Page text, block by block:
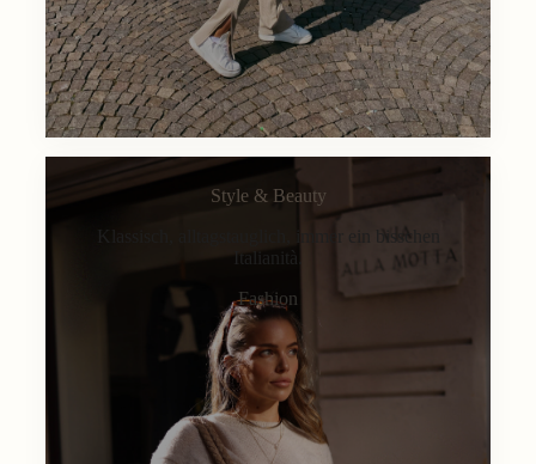
Style & Beauty
Klassisch, alltagstauglich, immer ein bisschen
Italianità.
Fashion